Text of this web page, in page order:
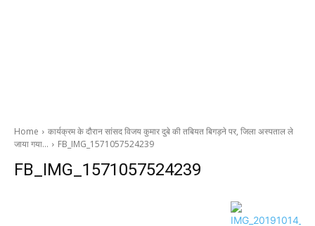
Home
कार्यक्रम के दौरान सांसद विजय कुमार दुबे की तबियत बिगड़ने पर, जिला अस्पताल ले
जाया गया…
FB_IMG_1571057524239
FB_IMG_1571057524239